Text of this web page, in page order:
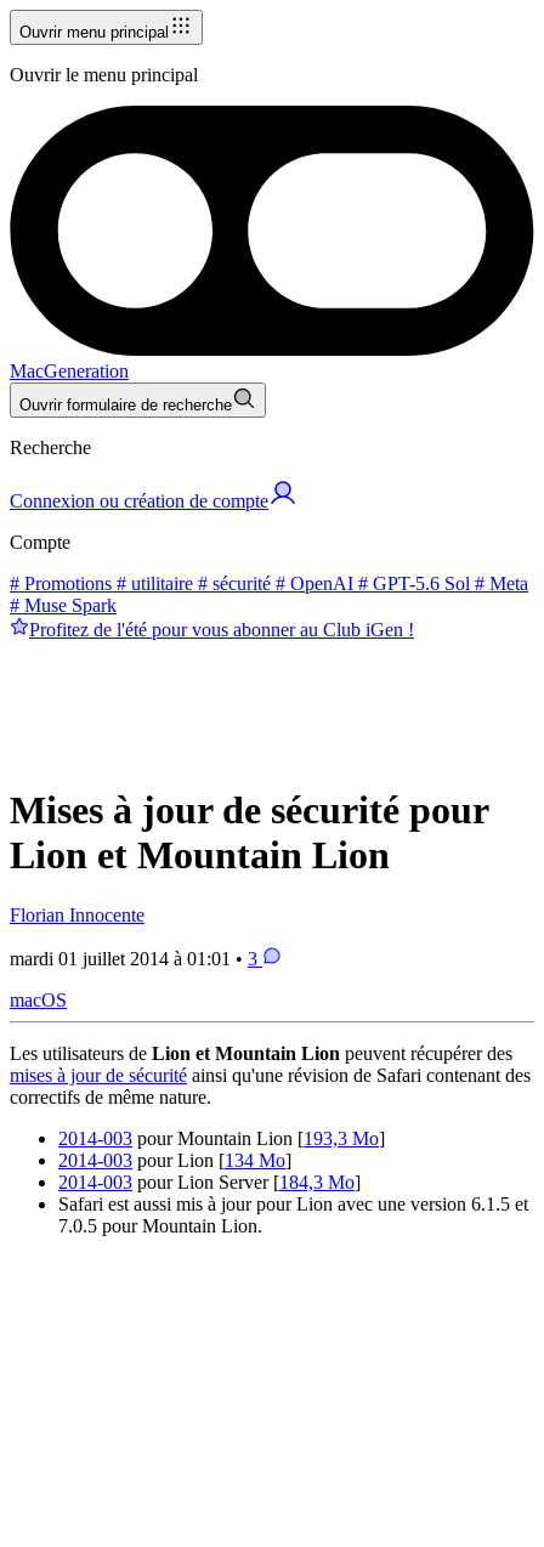
Ouvrir menu principal
Ouvrir le menu principal
MacGeneration
Ouvrir formulaire de recherche
Recherche
Connexion ou création de compte
Compte
# Promotions # utilitaire # sécurité # OpenAI # GPT-5.6 Sol # Meta
# Muse Spark
Profitez de l'été pour vous abonner au Club iGen !
Mises à jour de sécurité pour
Lion et Mountain Lion
Florian Innocente
mardi 01 juillet 2014 à 01:01 • 3
macOS
Les utilisateurs de Lion et Mountain Lion peuvent récupérer des
mises à jour de sécurité ainsi qu'une révision de Safari contenant des
correctifs de même nature.
2014-003 pour Mountain Lion [193,3 Mo]
2014-003 pour Lion [134 Mo]
2014-003 pour Lion Server [184,3 Mo]
Safari est aussi mis à jour pour Lion avec une version 6.1.5 et
7.0.5 pour Mountain Lion.